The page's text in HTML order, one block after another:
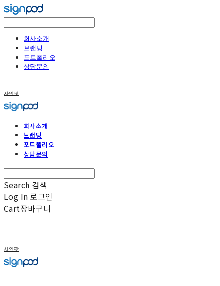
회사소개
브랜딩
포트폴리오
상담문의
사인팟
회사소개
브랜딩
포트폴리오
상담문의
Search 검색
Log In 로그인
Cart장바구니
사인팟